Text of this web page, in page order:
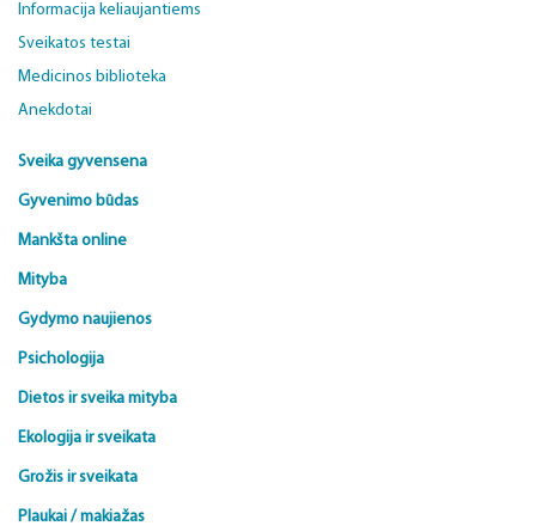
Informacija keliaujantiems
Sveikatos testai
Medicinos biblioteka
Anekdotai
Sveika gyvensena
Gyvenimo būdas
Mankšta online
Mityba
Gydymo naujienos
Psichologija
Dietos ir sveika mityba
Ekologija ir sveikata
Grožis ir sveikata
Plaukai / makiažas